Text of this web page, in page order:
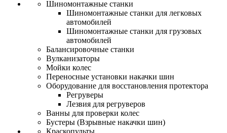
Шиномонтажные станки
Шиномонтажные станки для легковых
автомобилей
Шиномонтажные станки для грузовых
автомобилей
Балансировочные станки
Вулканизаторы
Мойки колес
Переносные установки накачки шин
Оборудование для восстановления протектора
Регруверы
Лезвия для регруверов
Ванны для проверки колес
Бустеры (Взрывные накачки шин)